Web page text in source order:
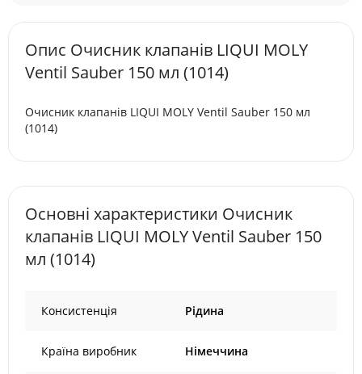
Опис Очисник клапанів LIQUI MOLY
Ventil Sauber 150 мл (1014)
Очисник клапанів LIQUI MOLY Ventil Sauber 150 мл
(1014)
Основні характеристики Очисник
клапанів LIQUI MOLY Ventil Sauber 150
мл (1014)
Консистенція Рідина
Країна виробник Німеччина